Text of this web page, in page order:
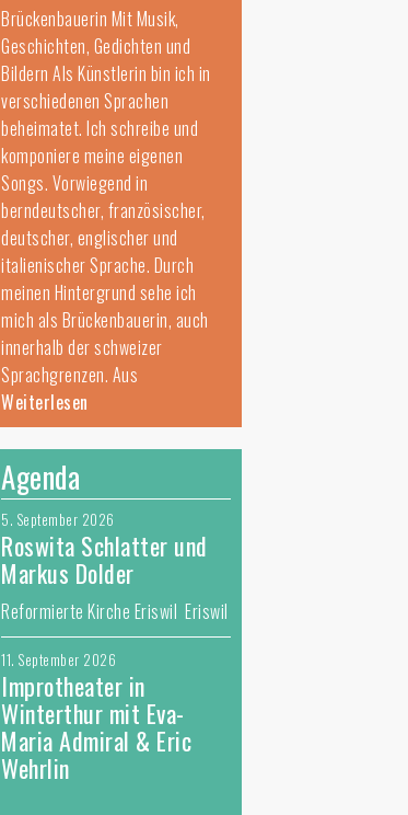
Brückenbauerin Mit Musik,
Geschichten, Gedichten und
Bildern Als Künstlerin bin ich in
verschiedenen Sprachen
beheimatet. Ich schreibe und
komponiere meine eigenen
Songs. Vorwiegend in
berndeutscher, französischer,
deutscher, englischer und
italienischer Sprache. Durch
meinen Hintergrund sehe ich
mich als Brückenbauerin, auch
innerhalb der schweizer
Sprachgrenzen. Aus
Weiterlesen
Agenda
5. September 2026
Roswita Schlatter und
Markus Dolder
Reformierte Kirche Eriswil Eriswil
11. September 2026
Improtheater in
Winterthur mit Eva-
Maria Admiral & Eric
Wehrlin